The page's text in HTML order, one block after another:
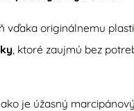
originálnemu
, ktoré zaujmú bez
je úžasný